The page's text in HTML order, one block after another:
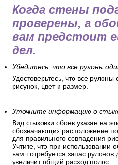
полосы и подготовиться к
Перед поклейкой
Когда стены
проверены, а
вам предстоит
Убедитесь, что все рулоны
Удостоверьтесь, что все
рисунок, цвет и размер.